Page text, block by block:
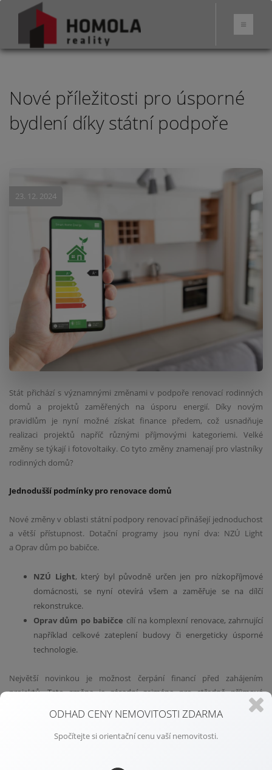
Nové příležitosti pro úsporné
bydlení díky státní podpoře
23. 12. 2024
Stát přichází s významnými změnami v podpoře renovací rodinných
domů a projektů zaměřených na úsporu energií. Díky novým
pravidlům je nyní možné získat finance předem, což usnadňuje
realizaci projektů napříč různými příjmovými kategoriemi. Velké
změny se týkají i fotovoltaiky. Co tyto změny znamenají pro vlastníky
rodinných domů?
Jednodušší podmínky pro renovace domů
Nové změny v oblasti státní podpory renovací přinášejí jednoduchost
a větší přístupnost. Dotační programy jsou nyní dva: NZÚ Light
a Oprav dům po babičce.
NZÚ Light, který byl původně určen jen pro nízkopříjmové
domácnosti, se nyní otevírá všem a zaměřuje se na dílčí
rekonstrukce.
Oprav dům po babičce cílí na komplexní renovace, zahrnující
například celkové zateplení budovy či energeticky úsporné
technologie.
Největší novinkou je možnost čerpání financí před zahájením
projektů. Tato změna je zásadní zejména pro středně příjmové
domácnosti, které dříve mohly narazit na problém s financováním
nákladných renovací. Kromě toho změny sledují dlouhodobý cíl,
kterým je snížení energetické náročnosti budov a ochrana životního
ODHAD CENY NEMOVITOSTI ZDARMA
Spočítejte si orientační cenu vaší nemovitosti.